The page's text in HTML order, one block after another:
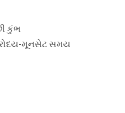
કુંભ
મૂનસેટ સમય